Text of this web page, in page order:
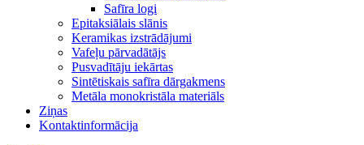
Safīra logi
Epitaksiālais slānis
Keramikas izstrādājumi
Vafeļu pārvadātājs
Pusvadītāju iekārtas
Sintētiskais safīra dārgakmens
Metāla monokristāla materiāls
Ziņas
Kontaktinformācija